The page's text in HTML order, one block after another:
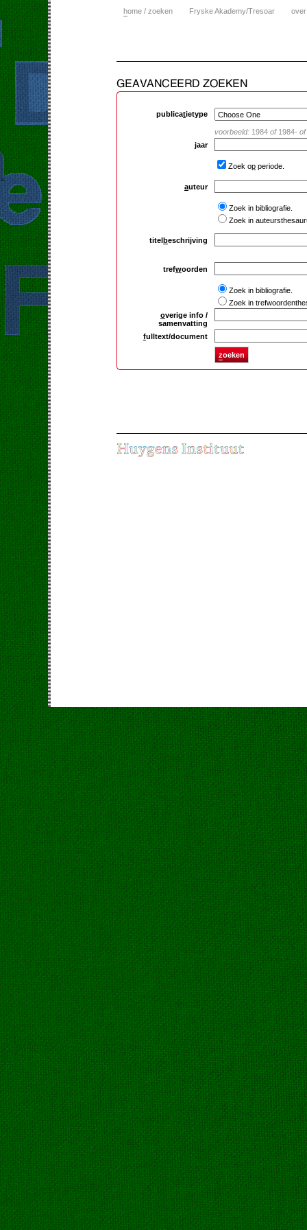
home / zoeken Fryske Akademy/Tresoar
publicatietype
voorbeeld: 1984 of1984- of
jaar
Zoek op periode.
auteur
Zoek in bibliografie.
Zoek in
titelbeschrijving
trefwoorden
Zoek in bibliografie.
Zoek in
overige info /
samenvatting
fulltext/document
zoeken